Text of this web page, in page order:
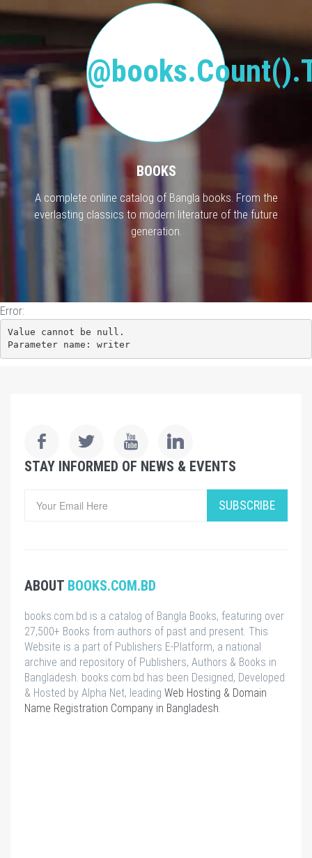
BOOKS
A complete online catalog of Bangla books. From the
everlasting classics to modern literature of the future
generation.
Error:
Value cannot be null.
Parameter name: writer
STAY INFORMED OF NEWS & EVENTS
SUBSCRIBE
ABOUT BOOKS.COM.BD
books.com.bd is a catalog of Bangla Books, featuring over
27,500+ Books from authors of past and present. This
Website is a part of Publishers E-Platform, a national
archive and repository of Publishers, Authors & Books in
Bangladesh. books.com.bd has been Designed, Developed
& Hosted by Alpha Net, leading Web Hosting & Domain
Name Registration Company in Bangladesh